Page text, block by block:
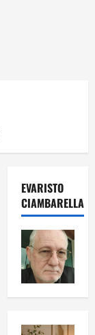
EVARISTO
CIAMBARELLA